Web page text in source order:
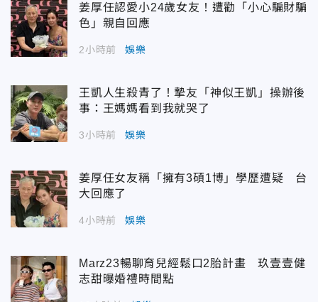
姜厚任認愛小24歲女友！遭勸「小心騙財騙
色」親自回應
2小時前 娛樂
王凱人生殺青了！摯友「神似王凱」操辦後
事：王媽媽看到我就哭了
3小時前 娛樂
姜厚任女友稱「擁有3碩1博」學歷遭疑 台
大回應了
4小時前 娛樂
Marz23暢聊育兒經鬆口2胎計畫 玖壹壹健
志甜曝婚禮時間點